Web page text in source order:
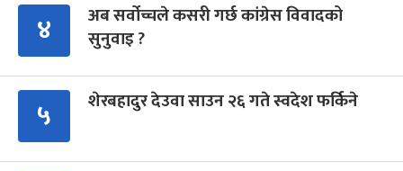
४
अब सर्वोच्चले कसरी गर्छ कांग्रेस विवादको
सुनुवाइ ?
५ शेरबहादुर देउवा साउन २६ गते स्वदेश फर्किने